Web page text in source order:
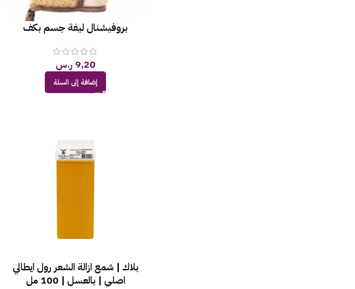
بروفيشنال ليفة جسم بكف
9,20ر.س
إضافة إلى السلة
بلاك | شمع ازالة الشعر​ رول ايطالي
اصلي | بالعسل | 100 مل